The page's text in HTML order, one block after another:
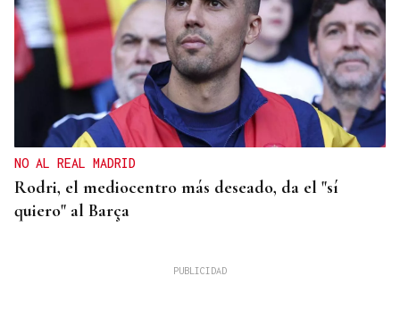
NO AL REAL MADRID
Rodri, el mediocentro más deseado, da el "sí
quiero" al Barça